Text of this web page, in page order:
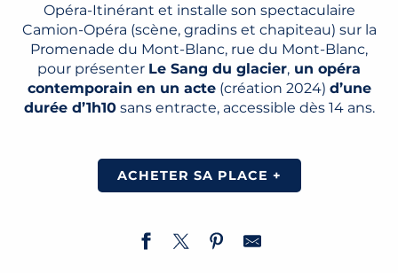
Opéra-Itinérant et installe son spectaculaire
Camion-Opéra (scène, gradins et chapiteau) sur la
Promenade du Mont-Blanc, rue du Mont-Blanc,
pour présenter Le Sang du glacier, un opéra
contemporain en un acte(création 2024) d’une
durée d’1h10sans entracte, accessible dès 14 ans.
ACHETER SA PLACE +